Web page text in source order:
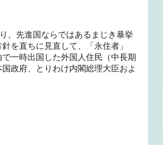
、先進国ならではあるまじき暴挙
を直ちに見直して、「永住者」
一時出国した外国人住民（中長期
政府、とりわけ内閣総理大臣およ